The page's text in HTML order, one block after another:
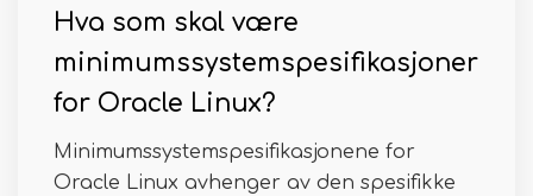
Hva som skal være
minimumssystemspesifikasjoner
for Oracle Linux?
Minimumssystemspesifikasjonene for
Oracle Linux avhenger av den spesifikke